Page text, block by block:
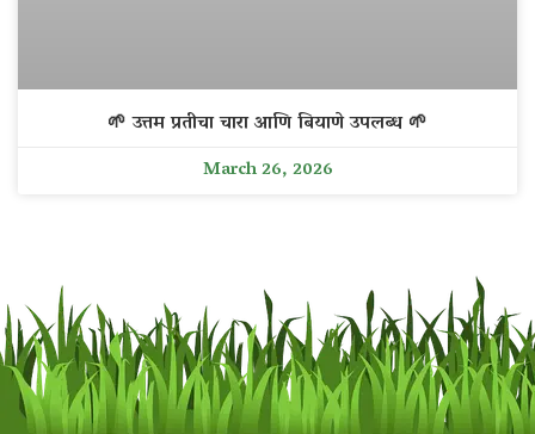
🌱 उत्तम प्रतीचा चारा आणि बियाणे उपलब्ध 🌱
March 26, 2026